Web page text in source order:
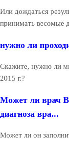
Или дождаться
принимать весомые
нужно ли
Скажите, нужно ли
2015 г.?
Может ли врач
диагноза вра...
Может ли он